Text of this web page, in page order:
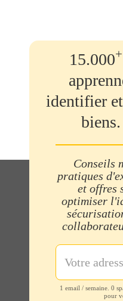
15.000+
identifier
Conseils
pratiques
et offres
optimiser
1 email / semaine. 0
pour